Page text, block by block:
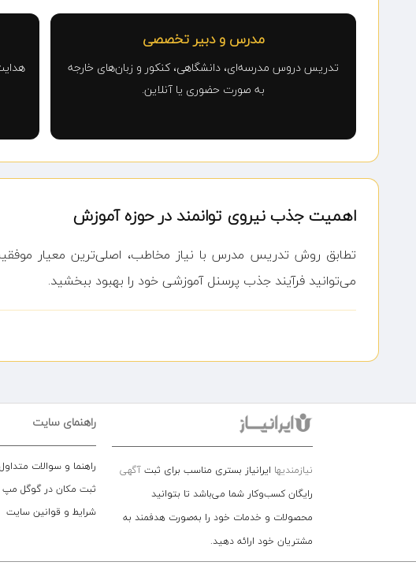
مدرس و دبیر تخصصی
تدریس دروس مدرسه‌ای، دانشگاهی، کنکور و زبان‌های خارجه
به صورت حضوری یا آنلاین.
اهمیت جذب نیروی توانمند در حوزه آموزش
تطابق روش تدریس مدرس با نیاز مخاطب، اصلی‌ترین معیار
می‌توانید فرآیند جذب پرسنل آموزشی خود را بهبود ببخشید.
نیازمندیها ایرانیاز بستری مناسب برای ثبتآگهی
رایگان کسب‌وکار شما می‌باشد تا بتوانید
محصولات و خدمات خود را به‌صورت هدفمند به
مشتریان خود ارائه دهید.
راهنمای سایت
راهنما و سوالات متداول
ثبت مکان در گوگل مپ
شرایط و قوانین سایت